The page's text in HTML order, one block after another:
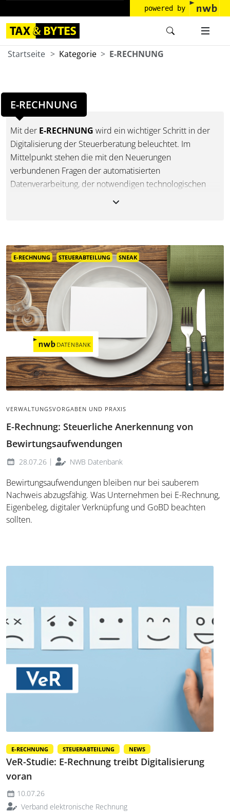
powered by
Startseite Kategorie E-RECHNUNG
E-RECHNUNG
Mit der E-RECHNUNG wird ein wichtiger Schritt in der
Digitalisierung der Steuerberatung beleuchtet. Im
Mittelpunkt stehen die mit den Neuerungen
verbundenen Fragen der automatisierten
Datenverarbeitung, der notwendigen technologischen
Strukturen.
E-RECHNUNG STEUERABTEILUNG SNEAK
VERWALTUNGSVORGABEN UND PRAXIS
E-Rechnung: Steuerliche Anerkennung von
Bewirtungsaufwendungen
28.07.26 | NWB Datenbank
Bewirtungsaufwendungen bleiben nur bei sauberem
Nachweis abzugsfähig. Was Unternehmen bei E-Rechnung,
Eigenbeleg, digitaler Verknüpfung und GoBD beachten
sollten.
E-RECHNUNG STEUERABTEILUNG NEWS
VeR-Studie: E-Rechnung treibt Digitalisierung
voran
10.07.26
Verband elektronische Rechnung